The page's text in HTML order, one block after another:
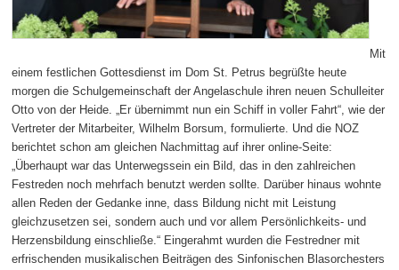
Mit
einem festlichen Gottesdienst im Dom St. Petrus begrüßte heute
morgen die Schulgemeinschaft der Angelaschule ihren neuen Schulleiter
Otto von der Heide. „Er übernimmt nun ein Schiff in voller Fahrt“, wie der
Vertreter der Mitarbeiter, Wilhelm Borsum, formulierte. Und die NOZ
berichtet schon am gleichen Nachmittag auf ihrer online-Seite:
„Überhaupt war das Unterwegssein ein Bild, das in den zahlreichen
Festreden noch mehrfach benutzt werden sollte. Darüber hinaus wohnte
allen Reden der Gedanke inne, dass Bildung nicht mit Leistung
gleichzusetzen sei, sondern auch und vor allem Persönlichkeits- und
Herzensbildung einschließe.“ Eingerahmt wurden die Festredner mit
erfrischenden musikalischen Beiträgen des Sinfonischen Blasorchesters